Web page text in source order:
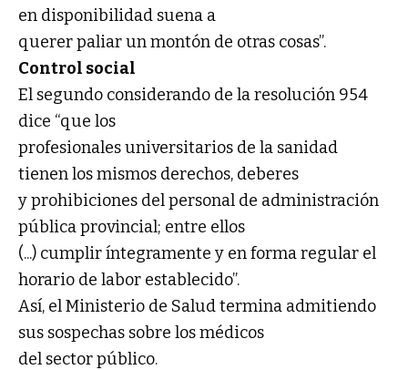
en disponibilidad suena a
querer paliar un montón de otras cosas”.
Control social
El segundo considerando de la resolución 954
dice “que los
profesionales universitarios de la sanidad
tienen los mismos derechos, deberes
y prohibiciones del personal de administración
pública provincial; entre ellos
(...) cumplir íntegramente y en forma regular el
horario de labor establecido”.
Así, el Ministerio de Salud termina admitiendo
sus sospechas sobre los médicos
del sector público.